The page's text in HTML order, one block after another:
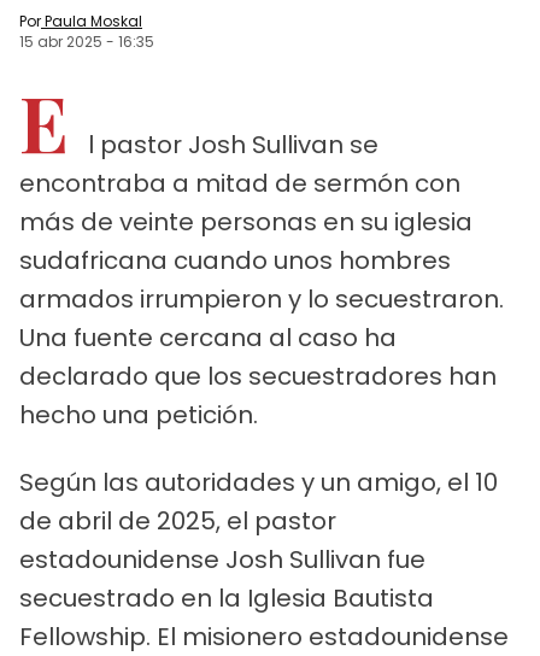
PorPaula Moskal
15 abr 2025 - 16:35
E
l pastor Josh Sullivan se
encontraba a mitad de sermón con
más de veinte personas en su iglesia
sudafricana cuando unos hombres
armados irrumpieron y lo secuestraron.
Una fuente cercana al caso ha
declarado que los secuestradores han
hecho una petición.
Según las autoridades y un amigo, el 10
de abril de 2025, el pastor
estadounidense Josh Sullivan fue
secuestrado en la Iglesia Bautista
Fellowship. El misionero estadounidense